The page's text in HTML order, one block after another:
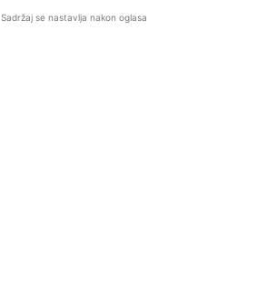
Sadržaj se nastavlja nakon oglasa